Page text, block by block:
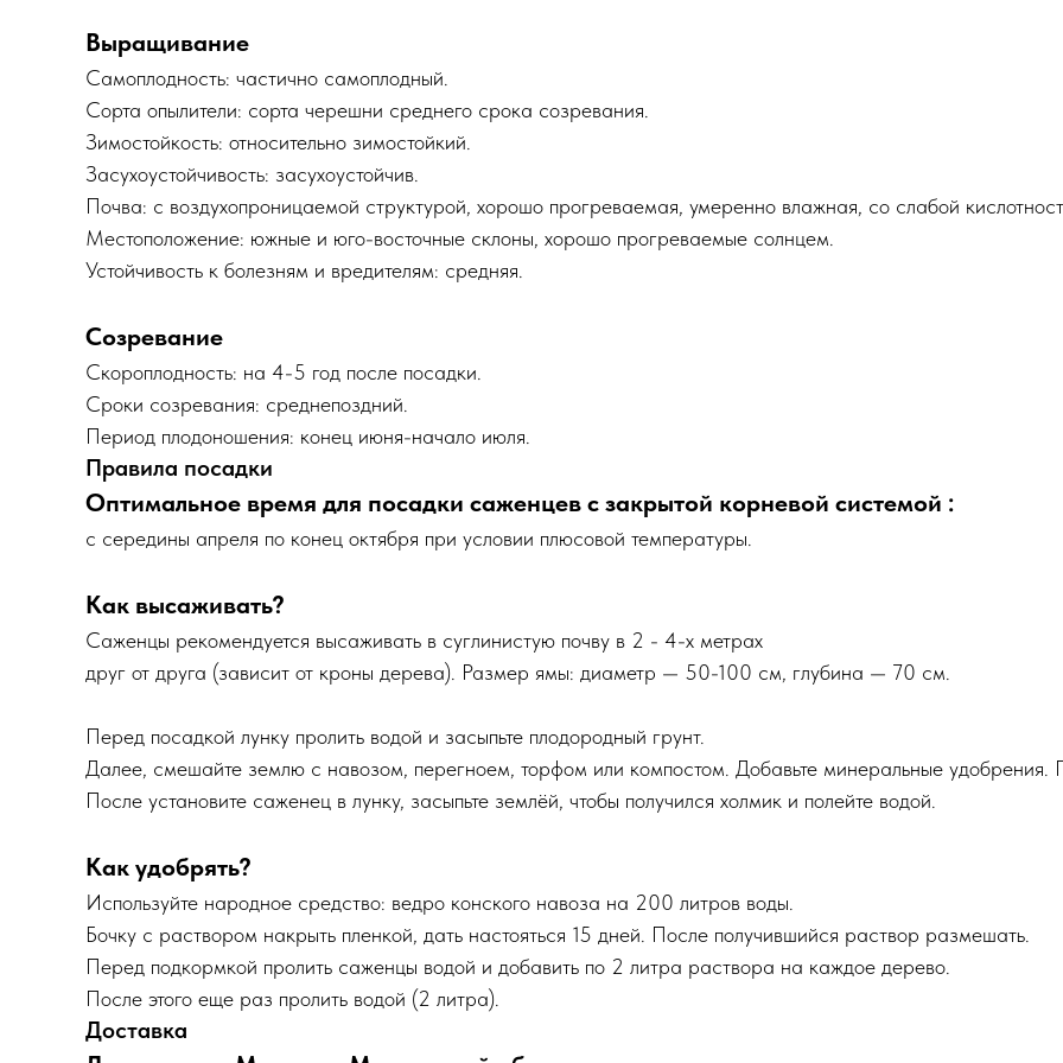
Выращивание
Самоплодность: частично самоплодный.
Сорта опылители: сорта черешни среднего срока созревания.
Зимостойкость: относительно зимостойкий.
Засухоустойчивость: засухоустойчив.
Почва: с воздухопроницаемой структурой, хорошо прогреваемая, умеренно влажная, со слабой
Местоположение: южные и юго-восточные склоны, хорошо прогреваемые солнцем.
Устойчивость к болезням и вредителям: средняя.
Созревание
Скороплодность: на 4-5 год после посадки.
Сроки созревания: среднепоздний.
Период плодоношения: конец июня-начало июля.
Правила посадки
Оптимальное время для посадки саженцев с закрытой корневой системой :
с середины апреля по конец октября при условии плюсовой температуры.
Как высаживать?
Саженцы рекомендуется высаживать в суглинистую почву в 2 - 4-х метрах
друг от друга (зависит от кроны дерева). Размер ямы: диаметр — 50-100 см, глубина — 70 см.
Перед посадкой лунку пролить водой и засыпьте плодородный грунт.
Далее, смешайте землю с навозом, перегноем, торфом или компостом. Добавьте минеральные удобрения.
После установите саженец в лунку, засыпьте землёй, чтобы получился холмик и полейте водой.
Как удобрять?
Используйте народное средство: ведро конского навоза на 200 литров воды.
Бочку с раствором накрыть пленкой, дать настояться 15 дней. После получившийся раствор размешать.
Перед подкормкой пролить саженцы водой и добавить по 2 литра раствора на каждое дерево.
После этого еще раз пролить водой (2 литра).
Доставка